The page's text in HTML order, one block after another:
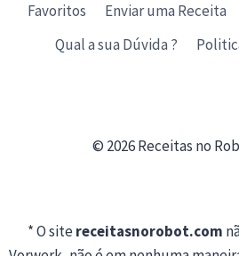
Favoritos Enviar uma Receita
Qual a sua Dúvida ?
© 2026 Receitas no
* O sitereceitasnorobot.com